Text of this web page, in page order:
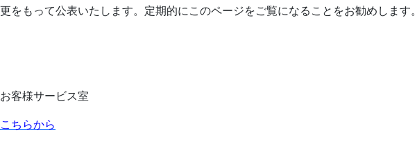
をもって公表いたします。定期的にこのページをご覧になることをお勧めします。
客様サービス室
こちらから